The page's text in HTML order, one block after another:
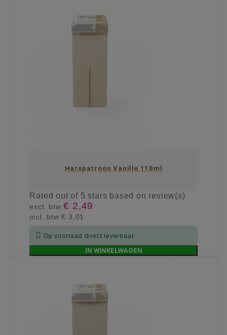
Harspatroon Vanille 110ml
Ratedout of 5 stars based on review(s)
excl. btw€ 2,49
incl. btw€ 3,01
 Op voorraad direct leverbaar
IN WINKELWAGEN